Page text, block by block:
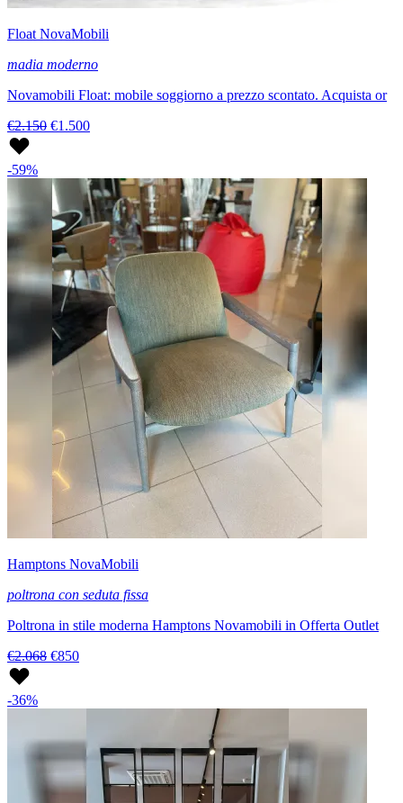
Float NovaMobili
madia moderno
Novamobili Float: mobile soggiorno a prezzo scontato. Acquista or
€2.150 €1.500
-59%
Hamptons NovaMobili
poltrona con seduta fissa
Poltrona in stile moderna Hamptons Novamobili in Offerta Outlet
€2.068 €850
-36%